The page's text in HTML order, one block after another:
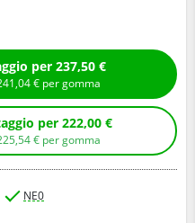
Compra con montaggio per 237,50 €
04€ per gomma
Compra senza montaggio per 222,00 €
54€ per gomma
NE0